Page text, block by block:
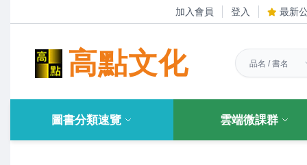
加入會員 登入 最新
高點文化
圖書分類速覽 雲端微課群